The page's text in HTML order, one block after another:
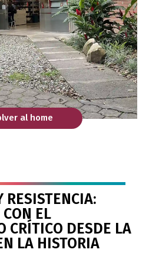
al home
RESISTENCIA:
EL
CRÍTICO DESDE LA
LA HISTORIA